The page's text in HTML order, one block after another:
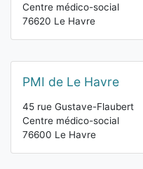
Centre médico-social
76620 Le Havre
PMI de Le Havre
45 rue Gustave-Flaubert
Centre médico-social
76600 Le Havre